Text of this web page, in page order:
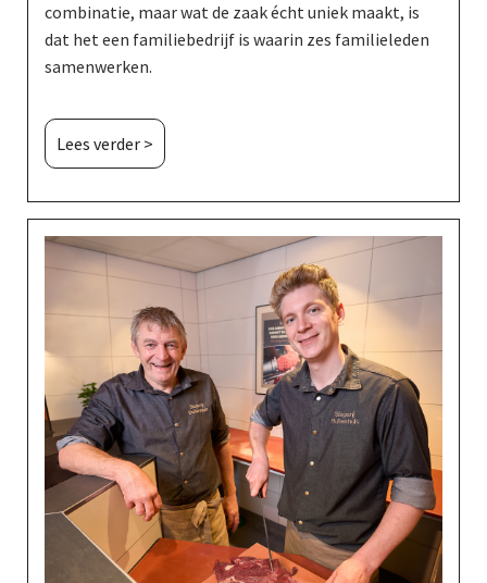
combinatie, maar wat de zaak écht uniek maakt, is
dat het een familiebedrijf is waarin zes familieleden
samenwerken.
Lees verder >